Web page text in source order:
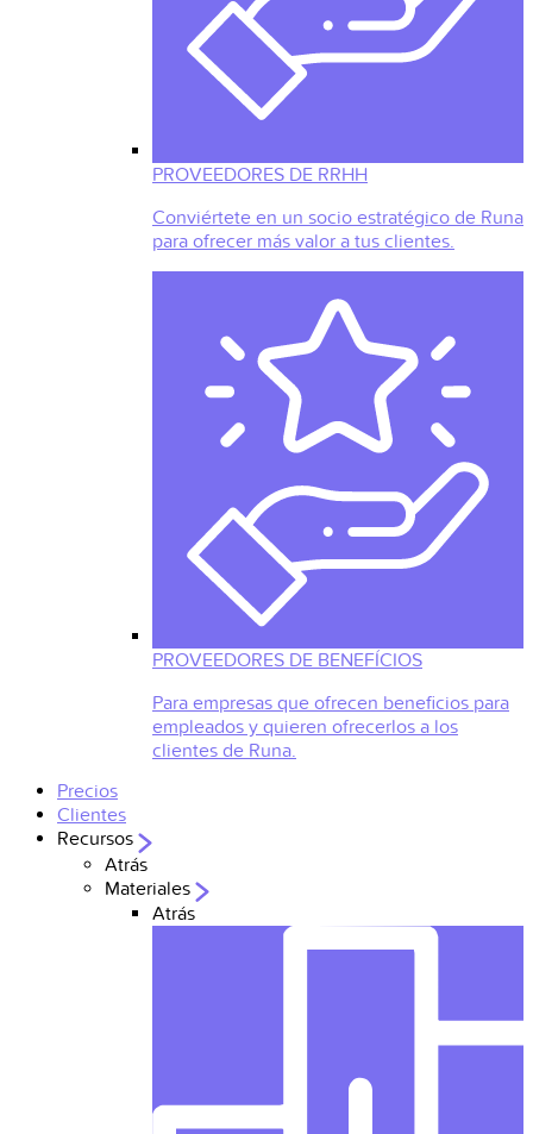
PROVEEDORES DE RRHH
Conviértete en un socio estratégico de Runa
para ofrecer más valor a tus clientes.
PROVEEDORES DE BENEFÍCIOS
Para empresas que ofrecen beneficios para
empleados y quieren ofrecerlos a los
clientes de Runa.
Precios
Clientes
Recursos
Atrás
Materiales
Atrás